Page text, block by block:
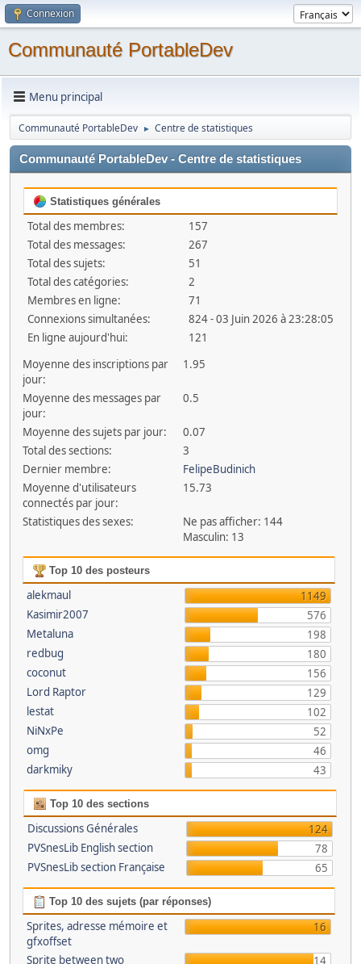
Connexion
Communauté PortableDev
Menu principal
Communauté PortableDev ► Centre de statistiques
Communauté PortableDev - Centre de statistiques
Statistiques générales
Total des membres:
157
Total des messages:
267
Total des sujets:
51
Total des catégories:
2
Membres en ligne:
71
Connexions simultanées:
824 - 03 Juin 2026 à 23:28:05
En ligne aujourd'hui:
121
Moyenne des inscriptions par
jour:
1.95
Moyenne des messages par
jour:
0.5
Moyenne des sujets par jour:
0.07
Total des sections:
3
Dernier membre:
FelipeBudinich
Moyenne d'utilisateurs
connectés par jour:
15.73
Statistiques des sexes:
Ne pas afficher: 144
Masculin: 13
Top 10 des posteurs
alekmaul
1149
Kasimir2007
576
Metaluna
198
redbug
180
coconut
156
Lord Raptor
129
lestat
102
NiNxPe
52
omg
46
darkmiky
43
Top 10 des sections
Discussions Générales
124
PVSnesLib English section
78
PVSnesLib section Française
65
Top 10 des sujets (par réponses)
Sprites, adresse mémoire et
gfxoffset
16
Sprite between two
14